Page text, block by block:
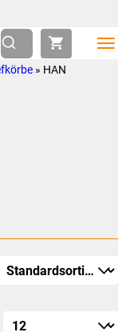
» HAN